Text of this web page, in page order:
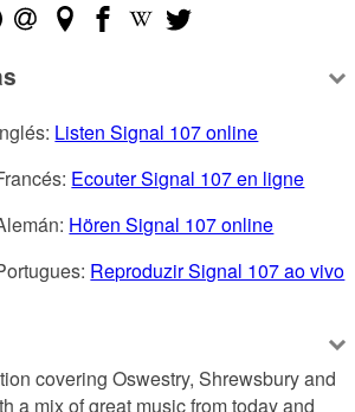
Listen Signal 107 online
Ecouter Signal 107 en ligne
Hören Signal 107 online
Reproduzir Signal 107 ao vivo
covering Oswestry, Shrewsbury and
a mix of great music from today and